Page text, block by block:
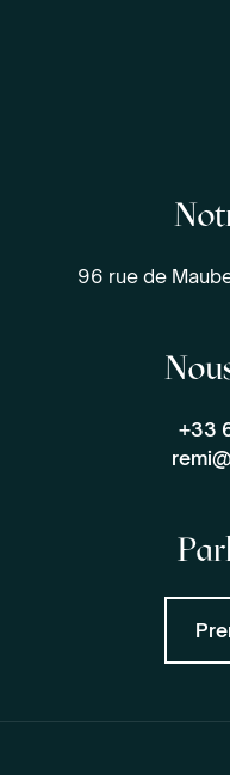
96 rue de
+33